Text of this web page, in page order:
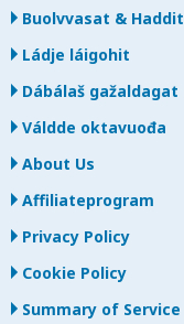
Buolvvasat & Haddit
Ládje láigohit
Dábálaš gažaldagat
Váldde oktavuođa
About Us
Affiliateprogram
Privacy Policy
Cookie Policy
Summary of Service